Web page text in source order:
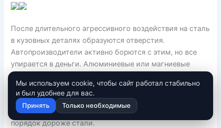
После длительного агрессивного воздействия на сталь
в кузовных деталях образуются отверстия.
Автопроизводители активно борются с этим, но все
упирается в деньги. Алюминиевые или магниевые
вместо стали. А антикоррозионные легирующие
добавки (никель, хром, молибден, титан) также
ограничены в использовании, поскольку стоят на
порядок дороже стали.
Мы используем cookie, чтобы сайт работал стабильно
и был удобнее для вас.
Принять Только необходимые